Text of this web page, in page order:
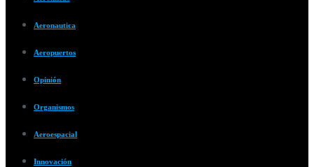
Aeronautica
Aeropuertos
Opinión
Organismos
Aeroespacial
Innovación